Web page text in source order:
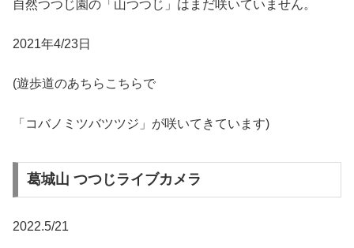
自然つつじ園の「山つつじ」はまだ咲いていません。
2021年4/23日
(遊歩道のあちらこちらで
「コバノミツバツツジ」が咲いてきています)
葛城山 つつじライブカメラ
2022.5/21